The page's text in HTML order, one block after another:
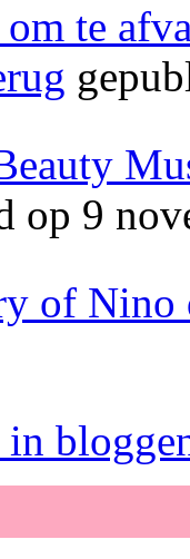
te
op 9
of Nino
in